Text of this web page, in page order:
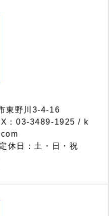
東野川3-4-16
：03-3489-1925 / k
休日：土・日・祝